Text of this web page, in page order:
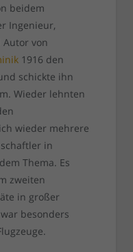
beidem
Ingenieur,
von
1916 den
schickte ihn
Wieder lehnten
wieder mehrere
in
Thema. Es
zweiten
in großer
besonders